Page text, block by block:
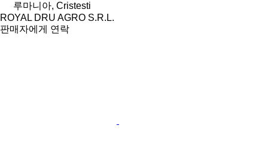
루마니아, Cristesti
ROYAL DRU AGRO S.R.L.
판매자에게 연락